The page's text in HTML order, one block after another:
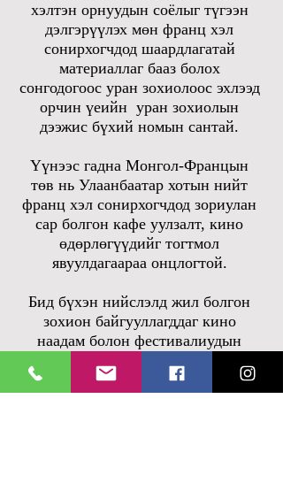
хэлтэн орнуудын соёлыг түгээн
дэлгэрүүлэх мөн франц хэл
сонирхогчдод шаардлагатай
материаллаг бааз болох
сонгодогоос уран зохиолоос эхлээд
орчин үеийн уран зохиолын
дээжис бүхий номын сантай.
Үүнээс гадна Монгол-Францын
төв нь Улаанбаатар хотын нийт
франц хэл сонирхогчдод зориулан
сар болгон кафе уулзалт, кино
өдөрлөгүүдийг тогтмол
явуулдагаараа онцлогтой.
Бид бүхэн нийслэлд жил болгон
зохион байгууллагддаг кино
наадам болон фестивалиудын
ажилласаар ирсэн бөгөөд